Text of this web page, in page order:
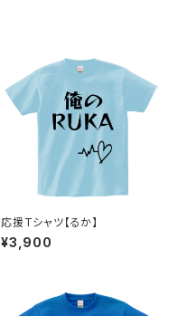
応援Tシャツ【るか】
¥3,900